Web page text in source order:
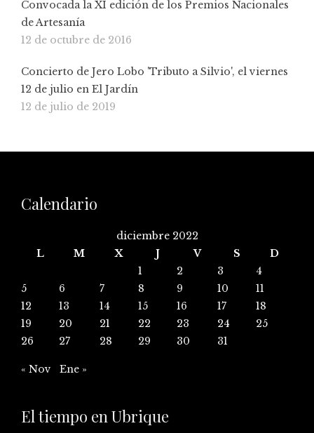
Convocada la XI edición de los Premios Nacionales
de Artesanía
12 de octubre de 2016
Concierto de Jero Lobo 'Tributo a Silvio', el viernes
12 de julio en El Jardín
12 de julio de 2019
Calendario
diciembre 2022
L
M X J V S
D
1
2 3
4
5
6 7 8 9 10
11
12
13 14 15 16 17
18
19
20 21 22 23 24
25
26
27 28 29 30 31
« Nov Ene »
El tiempo en Ubrique